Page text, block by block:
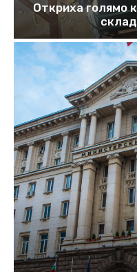
Откриха голямо